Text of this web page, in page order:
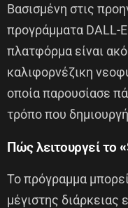
Βασισμένη στις
προγράμματα DALL-
πλατφόρμα είναι
καλιφορνέζικη
οποία παρουσίασε
τρόπο που
Πώς λειτουργεί το
Το πρόγραμμα
μέγιστης διάρκειας